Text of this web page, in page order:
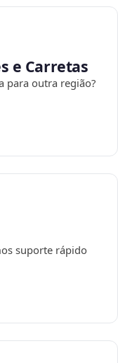
e Carretas
para outra região?
suporte rápido